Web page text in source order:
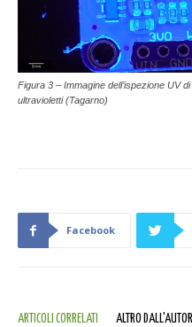
Figura 3 – Immagine dell’ispezione UV
ultravioletti (Tagarno)
Facebook
ARTICOLI CORRELATI ALTRO